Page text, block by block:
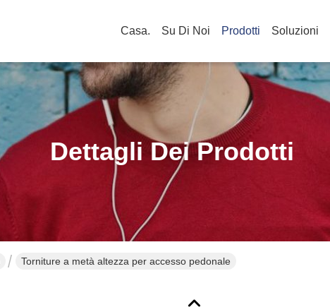
Casa. Su Di Noi Prodotti Soluzioni
Dettagli Dei Prodotti
Torniture a metà altezza per accesso pedonale